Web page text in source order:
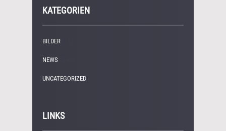
KATEGORIEN
BILDER
NEWS
UNCATEGORIZED
LINKS